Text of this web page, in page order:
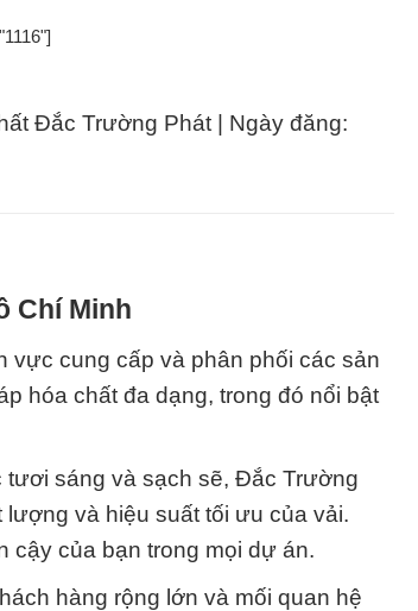
Đắc Trường Phát | Ngày đăng:
Chí Minh
vực cung cấp và phân phối các sản
hóa chất đa dạng, trong đó nổi bật
tươi sáng và sạch sẽ, Đắc Trường
và hiệu suất tối ưu của vải.
cậy của bạn trong mọi dự án.
hàng rộng lớn và mối quan hệ